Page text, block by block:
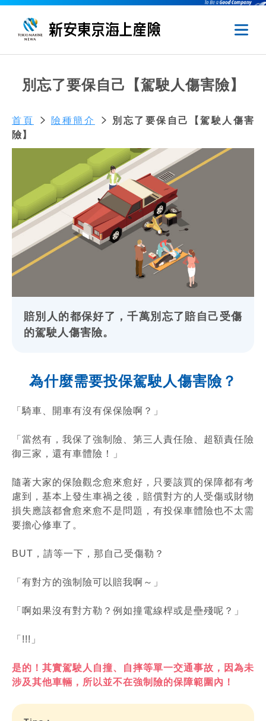
別忘了要保自己【駕駛人傷害險】
首頁 險種簡介
別忘了要保自己【駕駛人傷害
險】
賠別人的都保好了，千萬別忘了賠自己受傷
的駕駛人傷害險。
為什麼需要投保駕駛人傷害險？
「騎車、開車有沒有保保險啊？」
「當然有，我保了強制險、第三人責任險、超額責任險
御三家，還有車體險！」
隨著大家的保險觀念愈來愈好，只要該買的保障都有考
慮到，基本上發生車禍之後，賠償對方的人受傷或財物
損失應該都會愈來愈不是問題，有投保車體險也不太需
要擔心修車了。
BUT，請等一下，那自己受傷勒？
「有對方的強制險可以賠我啊～」
「啊如果沒有對方勒？例如撞電線桿或是壘殘呢？」
「!!!」
是的！其實駕駛人自撞、自摔等單一交通事故，因為未
涉及其他車輛，所以並不在強制險的保障範圍內！